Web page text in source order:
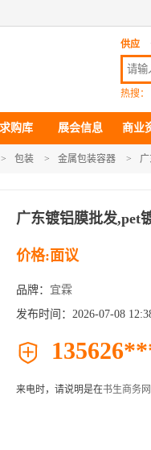
供应
热搜：
求购库 展会信息 商业
> 包装 > 金属包装容器 >
广东镀铝膜批发,pet
价格:面议
品牌： 宜霖
发布时间：2026-07-08

来电时，请说明是在书生商务网